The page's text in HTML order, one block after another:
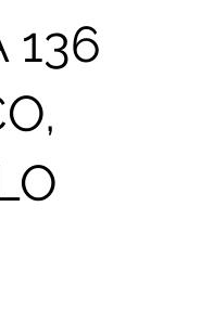
136